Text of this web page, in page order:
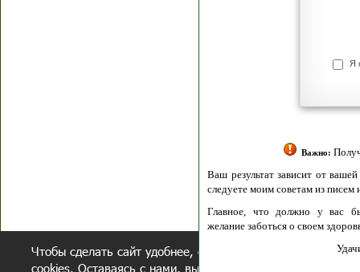
Я
Важно:Получение
Ваш результат зависит от вашей
следуете моим советам из писем и книг.
Главное, что должно у вас быть -
желание заботься о своем здоровье.
Удачи!
Чтобы сделать сайт удобнее, осуществляется обработка
cookies. Оставаясь с нами, вы соглашаетесь с нашей